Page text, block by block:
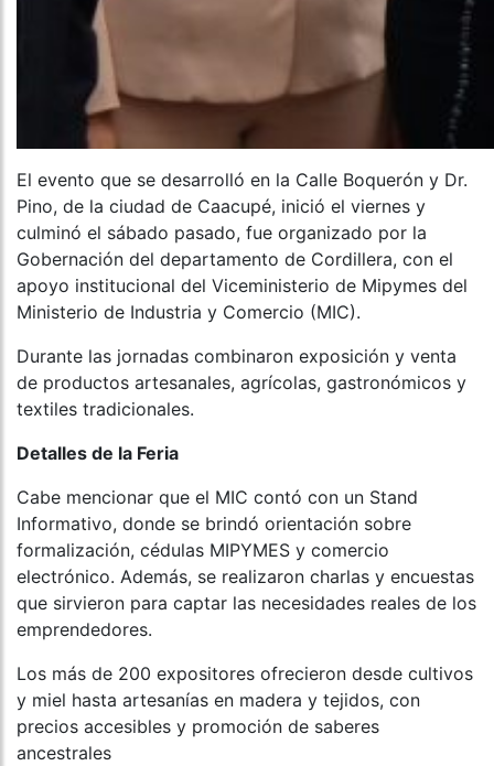
El evento que se desarrolló en la Calle Boquerón y Dr.
Pino, de la ciudad de Caacupé, inició el viernes y
culminó el sábado pasado, fue organizado por la
Gobernación del departamento de Cordillera, con el
apoyo institucional del Viceministerio de Mipymes del
Ministerio de Industria y Comercio (MIC).
Durante las jornadas combinaron exposición y venta
de productos artesanales, agrícolas, gastronómicos y
textiles tradicionales.
Detalles de la Feria
Cabe mencionar que el MIC contó con un Stand
Informativo, donde se brindó orientación sobre
formalización, cédulas MIPYMES y comercio
electrónico. Además, se realizaron charlas y encuestas
que sirvieron para captar las necesidades reales de los
emprendedores.
Los más de 200 expositores ofrecieron desde cultivos
y miel hasta artesanías en madera y tejidos, con
precios accesibles y promoción de saberes
ancestrales